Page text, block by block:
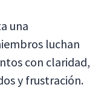
una
luchan
con claridad,
y frustración.